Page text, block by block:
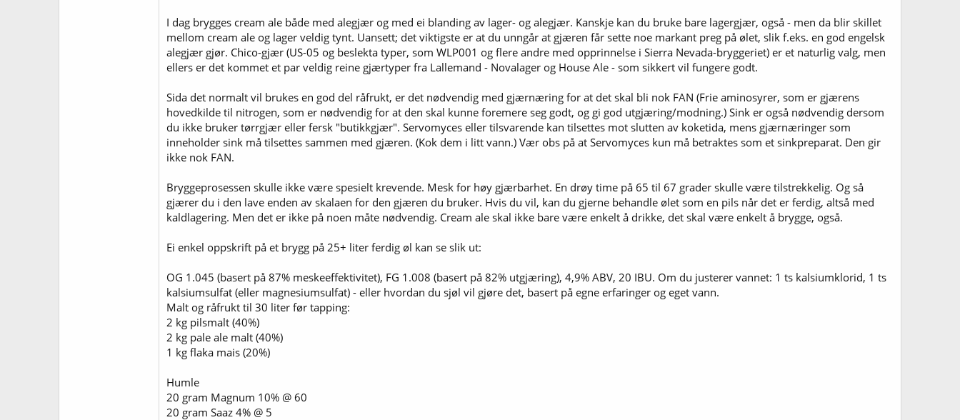
I dag brygges cream ale både med alegjær og med ei blanding av lager- og alegjær. Kanskje kan du bruke bare lagergjær, også - men da blir skillet
mellom cream ale og lager veldig tynt. Uansett; det viktigste er at du unngår at gjæren får sette noe markant preg på ølet, slik f.eks. en god engelsk
alegjær gjør. Chico-gjær (US-05 og beslekta typer, som WLP001 og flere andre med opprinnelse i Sierra Nevada-bryggeriet) er et naturlig valg, men
ellers er det kommet et par veldig reine gjærtyper fra Lallemand - Novalager og House Ale - som sikkert vil fungere godt.
Sida det normalt vil brukes en god del råfrukt, er det nødvendig med gjærnæring for at det skal bli nok FAN (Frie aminosyrer, som er gjærens
hovedkilde til nitrogen, som er nødvendig for at den skal kunne foremere seg godt, og gi god utgjæring/modning.) Sink er også nødvendig dersom
du ikke bruker tørrgjær eller fersk "butikkgjær". Servomyces eller tilsvarende kan tilsettes mot slutten av koketida, mens gjærnæringer som
inneholder sink må tilsettes sammen med gjæren. (Kok dem i litt vann.) Vær obs på at Servomyces kun må betraktes som et sinkpreparat. Den gir
ikke nok FAN.
Bryggeprosessen skulle ikke være spesielt krevende. Mesk for høy gjærbarhet. En drøy time på 65 til 67 grader skulle være tilstrekkelig. Og så
gjærer du i den lave enden av skalaen for den gjæren du bruker. Hvis du vil, kan du gjerne behandle ølet som en pils når det er ferdig, altså med
kaldlagering. Men det er ikke på noen måte nødvendig. Cream ale skal ikke bare være enkelt å drikke, det skal være enkelt å brygge, også.
Ei enkel oppskrift på et brygg på 25+ liter ferdig øl kan se slik ut:
OG 1.045 (basert på 87% meskeeffektivitet), FG 1.008 (basert på 82% utgjæring), 4,9% ABV, 20 IBU. Om du justerer vannet: 1 ts kalsiumklorid, 1 ts
kalsiumsulfat (eller magnesiumsulfat) - eller hvordan du sjøl vil gjøre det, basert på egne erfaringer og eget vann.
Malt og råfrukt til 30 liter før tapping:
2 kg pilsmalt (40%)
2 kg pale ale malt (40%)
1 kg flaka mais (20%)
Humle
20 gram Magnum 10% @ 60
20 gram Saaz 4% @ 5